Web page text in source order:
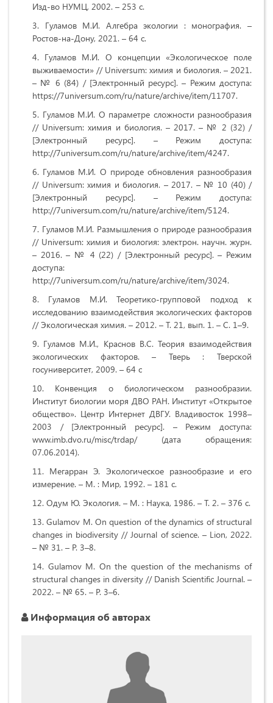
Изд-во НУМЦ, 2002. – 253 с.
Гуламов М.И. Алгебра экологии : монография. –
Ростов-на-Дону, 2021. – 64 с.
Гуламов М.И. О концепции «Экологическое поле
выживаемости» // Universum: химия и биология. – 2021.
– № 6 (84) / [Электронный ресурс]. – Режим доступа:
https://7universum.com/ru/nature/archive/item/11707.
Гуламов М.И. О параметре сложности разнообразия
// Universum: химия и биология. – 2017. – № 2 (32) /
[Электронный ресурс]. – Режим доступа:
http://7universum.com/ru/nature/archive/item/4247.
Гуламов М.И. О природе обновления разнообразия
// Universum: химия и биология. – 2017. – № 10 (40) /
[Электронный ресурс]. – Режим доступа:
http://7universum.com/ru/nature/archive/item/5124.
Гуламов М.И. Размышления о природе разнообразия
// Universum: химия и биология: электрон. научн. журн.
– 2016. – № 4 (22) / [Электронный ресурс]. – Режим
доступа:
http://7universum.com/ru/nature/archive/item/3024.
Гуламов М.И. Теоретико-групповой подход к
исследованию взаимодействия экологических факторов
// Экологическая химия. – 2012. – Т. 21, вып. 1. – С. 1–9.
Гуламов М.И., Краснов В.С. Теория взаимодействия
экологических факторов. – Тверь : Тверской
госуниверситет, 2009. – 64 с
Конвенция о биологическом разнообразии.
Институт биологии моря ДВО РАН. Институт «Открытое
общество». Центр Интернет ДВГУ. Владивосток 1998–
2003 / [Электронный ресурс]. – Режим доступа:
www.imb.dvo.ru/misc/trdap/ (дата обращения:
07.06.2014).
Мегарран Э. Экологическое разнообразие и его
измерение. – М. : Мир, 1992. – 181 с.
Одум Ю. Экология. – М. : Наука, 1986. – Т. 2. – 376 с.
Gulamov M. On question of the dynamics of structural
changes in biodiversity // Journal of science. – Lion, 2022.
– № 31. – Р. 3–8.
Gulamov M. On the question of the mechanisms of
structural changes in diversity // Danish Scientific Journal. –
2022. – № 65. – Р. 3–6.
Информация об авторах